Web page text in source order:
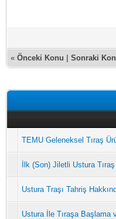
« Önceki Konu Sonraki
TEMU Geleneksel Tıraş
İlk (Son) Jiletli Ustura
Ustura Traşı Tahriş
Ustura İle Tıraşa Başlama